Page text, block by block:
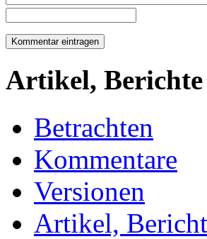
Artikel,
Betrachten
Kommentare
Versionen
Artikel,